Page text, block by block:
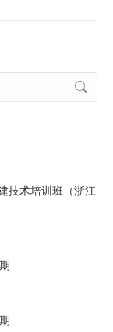
技术培训班（浙江